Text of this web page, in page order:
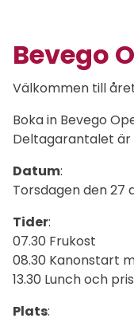
Bevego
Välkommen till
Boka in Bevego
Deltagarantalet
Datum:
Torsdagen den 27
Tider:
07.30 Frukost
08.30 Kanonstart
13.30 Lunch och
Plats: